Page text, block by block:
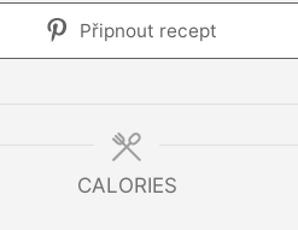
Připnout recept
CALORIES